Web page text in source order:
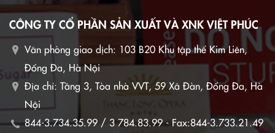
CÔNG TY CỔ PHẦN SẢN XUẤT VÀ XNK VIỆT PHÚC
Văn phòng giao dịch: 103 B20 Khu tập thể Kim Liên,
Đống Đa, Hà Nội
Địa chỉ: Tầng 3, Tòa nhà VVT, 59 Xã Đàn, Đống Đa, Hà
Nội
844-3.734.35.99 / 3 784.83.99 - Fax:844-3.733.21.49